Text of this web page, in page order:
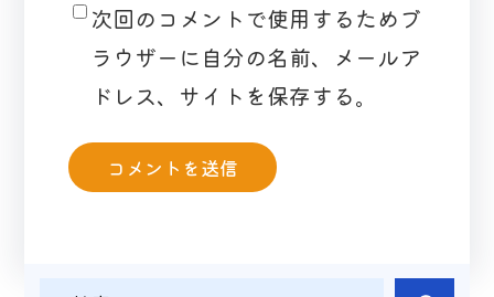
次回のコメントで使用するためブ
ラウザーに自分の名前、メールア
ドレス、サイトを保存する。